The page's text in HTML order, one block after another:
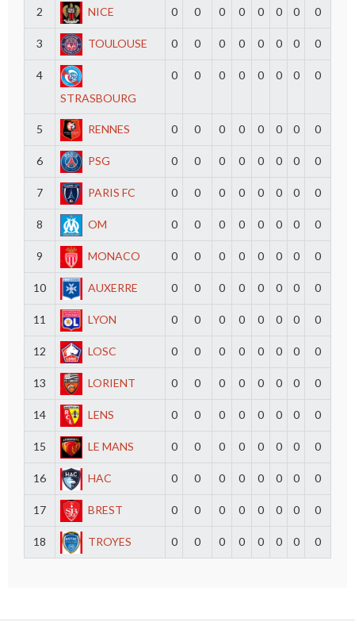
2 NICE 0 0 0 0 0 0 0 0
3 TOULOUSE 0 0 0 0 0 0 0 0
4
STRASBOURG
0 0 0 0 0 0 0 0
5 RENNES 0 0 0 0 0 0 0 0
6 PSG 0 0 0 0 0 0 0 0
7 PARIS FC 0 0 0 0 0 0 0 0
8 OM 0 0 0 0 0 0 0 0
9 MONACO 0 0 0 0 0 0 0 0
10 AUXERRE 0 0 0 0 0 0 0 0
11 LYON 0 0 0 0 0 0 0 0
12 LOSC 0 0 0 0 0 0 0 0
13 LORIENT 0 0 0 0 0 0 0 0
14 LENS 0 0 0 0 0 0 0 0
15 LE MANS 0 0 0 0 0 0 0 0
16 HAC 0 0 0 0 0 0 0 0
17 BREST 0 0 0 0 0 0 0 0
18 TROYES 0 0 0 0 0 0 0 0